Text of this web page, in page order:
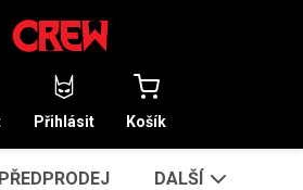
Přihlásit Košík
PŘEDPRODEJ DALŠÍ